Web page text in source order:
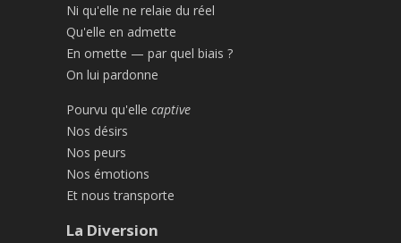
Ni qu'elle ne relaie du réel
Qu'elle en admette
En omette — par quel biais ?
On lui pardonne
Pourvu qu'elle captive
Nos désirs
Nos peurs
Nos émotions
Et nous transporte
La Diversion